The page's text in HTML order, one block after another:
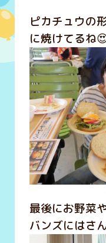
ピカチュウの
に焼けてるね
最後にお野菜
バンズにはさ